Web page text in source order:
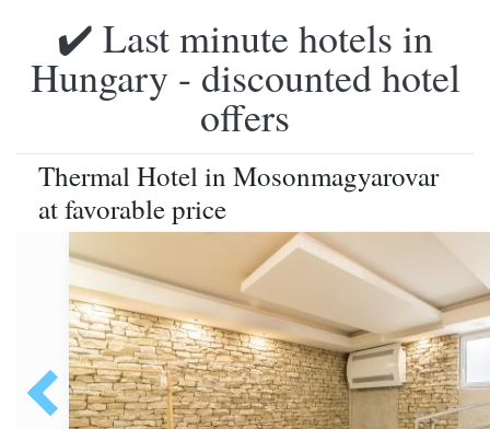
✔️ Last minute hotels in
Hungary - discounted hotel
offers
Thermal Hotel in Mosonmagyarovar
at favorable price